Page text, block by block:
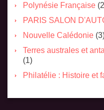
Polynésie Française
PARIS SALON
Nouvelle Calédonie
Terres australes et
(1)
Philatélie : Histoire et